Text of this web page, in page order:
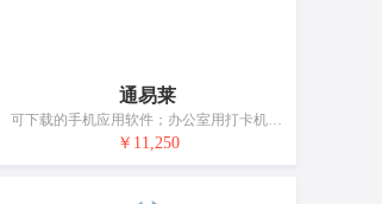
通易莱
可下载的手机应用软件；办公室用打卡机；游标卡尺；电子公告牌；手机；便携式媒体播放器；放映设备；电锁；眼镜；电池
￥11,250